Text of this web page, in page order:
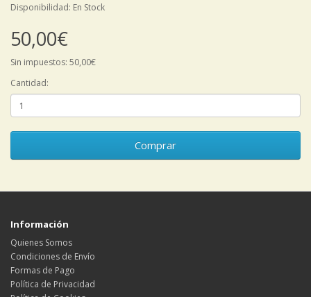
Disponibilidad: En Stock
50,00€
Sin impuestos: 50,00€
Cantidad:
Comprar
Información
Quienes Somos
Condiciones de Envío
Formas de Pago
Política de Privacidad